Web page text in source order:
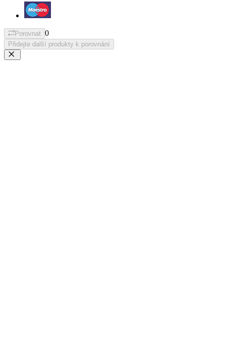
Porovnat 0
Přidejte další produkty k porovnání